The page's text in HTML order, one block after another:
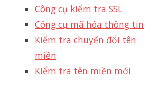
Công cụ kiểm tra SSL
Công cụ mã hóa thông tin
Kiểm tra chuyển đổi tên
miền
Kiểm tra tên miền mới